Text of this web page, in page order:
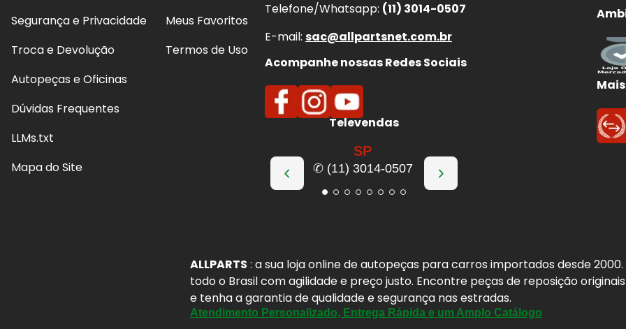
Segurança e Privacidade
Troca e Devolução
Autopeças e Oficinas
Dúvidas Frequentes
LLMs.txt
Mapa do Site
Meus Favoritos
Termos de Uso
Telefone/Whatsapp: (11) 3014-0507
E-mail: sac@allpartsnet.com.br
Acompanhe nossas Redes Sociais
Televendas
SP
✆ (11) 3014-0507
ALLPARTS : a sua loja online de autopeças para carros importados desde
todo o Brasil com agilidade e preço justo. Encontre peças de reposição
e tenha a garantia de qualidade e segurança nas estradas.
Atendimento Personalizado, Entrega Rápida e um Amplo Catálogo